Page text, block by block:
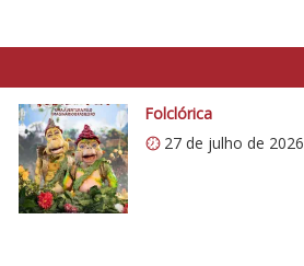
Folclórica
27 de julho de 2026